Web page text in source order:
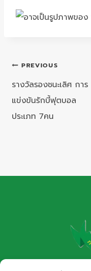
แนะแนว
เรื่อง
PREVIOUS
รางวัลรองชนะเลิศ การ
แข่งขันรักบี้ฟุตบอล
ประเภท 7คน